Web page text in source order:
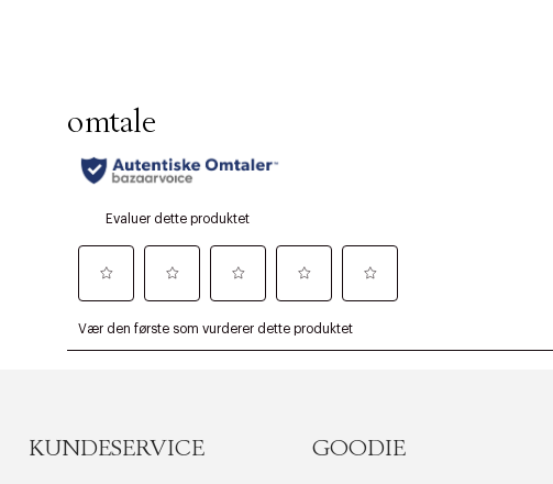
KUNDESERVICE GOODIE